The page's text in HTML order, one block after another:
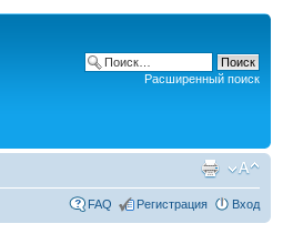
Расширенный поиск
FAQ Регистрация Вход